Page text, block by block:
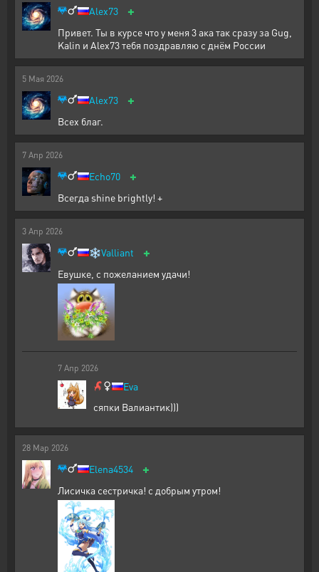
Alex73 +
Привет. Ты в курсе что у меня 3 ака так сразу за Gug,
Kalin и Alex73 тебя поздравляю с днём России
5 Мая 2026
Alex73 +
Всех благ.
7 Апр 2026
Echo70 +
Всегда shine brightly! +
3 Апр 2026
❄️Valliant +
Евушке, с пожеланием удачи!
7 Апр 2026
Eva
сяпки Валиантик)))
28 Мар 2026
Elena4534 +
Лисичка сестричка! с добрым утром!